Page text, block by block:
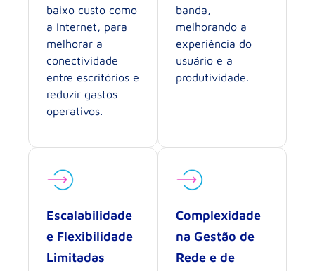
baixo custo como
a Internet, para
melhorar a
conectividade
entre escritórios e
reduzir gastos
operativos.
banda,
melhorando a
experiência do
usuário e a
produtividade.
Escalabilidade
e Flexibilidade
Limitadas
Complexidade
na Gestão de
Rede e de